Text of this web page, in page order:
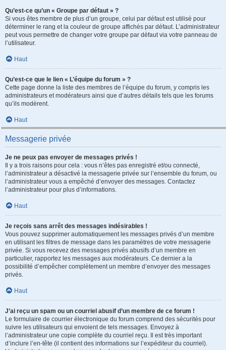
Qu’est-ce qu’un « Groupe par défaut » ?
Si vous êtes membre de plus d’un groupe, celui par défaut est utilisé pour
déterminer le rang et la couleur de groupe affichés par défaut. L’administrateur
peut vous permettre de changer votre groupe par défaut via votre panneau de
l’utilisateur.
Haut
Qu’est-ce que le lien « L’équipe du forum » ?
Cette page donne la liste des membres de l’équipe du forum, y compris les
administrateurs et modérateurs ainsi que d’autres détails tels que les forums
qu’ils modèrent.
Haut
Messagerie privée
Je ne peux pas envoyer de messages privés !
Il y a trois raisons pour cela : vous n’êtes pas enregistré et/ou connecté,
l’administrateur a désactivé la messagerie privée sur l’ensemble du forum, ou
l’administrateur vous a empêché d’envoyer des messages. Contactez
l’administrateur pour plus d’informations.
Haut
Je reçois sans arrêt des messages indésirables !
Vous pouvez supprimer automatiquement les messages privés d’un membre
en utilisant les filtres de message dans les paramètres de votre messagerie
privée. Si vous recevez des messages privés abusifs d’un membre en
particulier, rapportez les messages aux modérateurs. Ce dernier a la
possibilité d’empêcher complètement un membre d’envoyer des messages
privés.
Haut
J’ai reçu un spam ou un courriel abusif d’un membre de ce forum !
Le formulaire de courrier électronique du forum comprend des sécurités pour
suivre les utilisateurs qui envoient de tels messages. Envoyez à
l’administrateur une copie complète du courriel reçu. Il est très important
d’inclure l’en-tête (il contient des informations sur l’expéditeur du courriel).